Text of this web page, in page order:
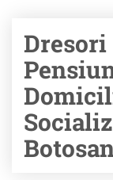
Dresori